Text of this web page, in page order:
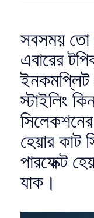
সবসময় তো
এবারের
ইনকমপ্লিট
স্টাইলিং
হেয়ার কাট
পারফেক্ট
যাক।